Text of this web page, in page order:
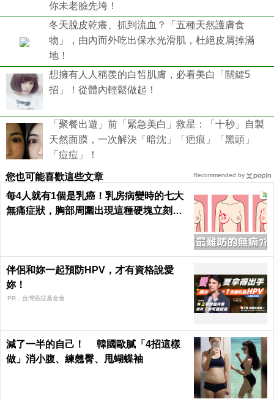
你未老臉先垮！
冬天脫皮乾癢、抓到流血？「五種天然護膚食
物」，由內而外吃出保水光滑肌，杜絕皮屑掉滿
地！
想擁有人人稱羨的白皙肌膚，必看美白「關鍵5
招」！從體內輕鬆做起！
「聚餐出遊」前「緊急美白」救星：「十秒」自製
天然面膜，一次解決「暗沈」「疤痕」「黑頭」
「痘痘」！
您也可能喜歡這些文章
每4人就有1個是乳癌！乳房病變時的七大
無痛症狀，胸部周圍出現這種硬塊立刻就
伴侶和妳一起預防HPV，才有資格說愛
妳！
PR．台灣癌症基金會
減了一半的自己！ 韓國歐膩「4招這樣
做」消小腹、練翹臀、甩蝴蝶袖
Recommended by